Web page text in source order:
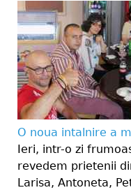
O noua intalnire a
Ieri, intr-o zi
revedem prietenii
Larisa, Antoneta,